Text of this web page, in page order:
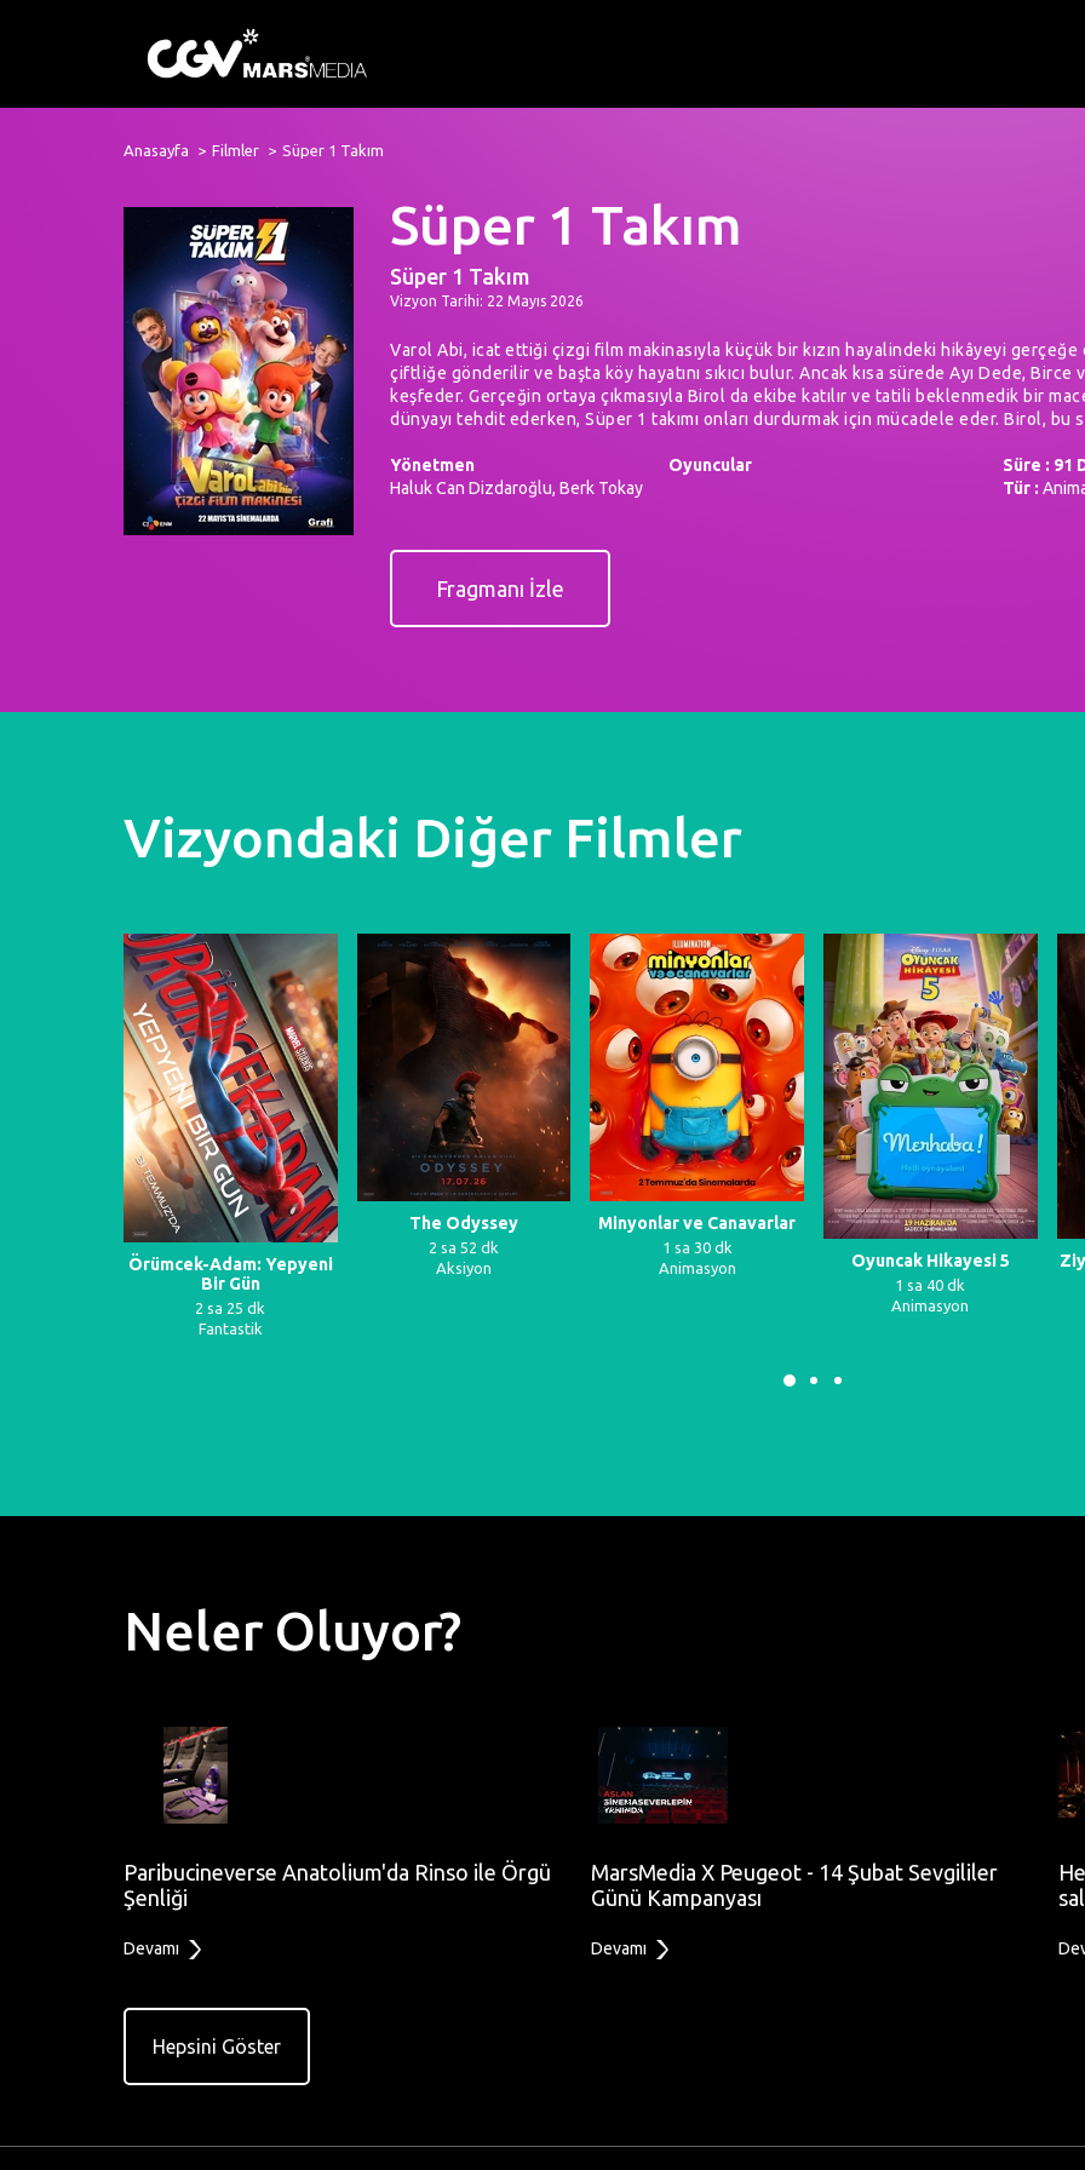
Anasayfa Filmler Süper 1 Takım
Süper 1 Takım
Süper 1 Takım
Vizyon Tarihi: 22 Mayıs 2026
Varol Abi, icat ettiği çizgi film makinasıyla küçük bir kızın hayalindeki hikâyeyi
çiftliğe gönderilir ve başta köy hayatını sıkıcı bulur. Ancak kısa sürede Ayı Dede,
keşfeder. Gerçeğin ortaya çıkmasıyla Birol da ekibe katılır ve tatili beklenmedik bir
dünyayı tehdit ederken, Süper 1 takımı onları durdurmak için mücadele eder. Birol,
Yönetmen
Haluk Can Dizdaroğlu, Berk Tokay
Oyuncular
Süre : 91
Tür :
Fragmanı İzle
Vizyondaki Diğer Filmler
Örümcek-Adam: Yepyeni
Bir Gün
2 sa 25 dk
Fantastik
The Odyssey
2 sa 52 dk
Aksiyon
Minyonlar ve Canavarlar
1 sa 30 dk
Animasyon
Oyuncak Hikayesi 5
1 sa 40 dk
Animasyon
Neler Oluyor?
Paribucineverse Anatolium'da Rinso ile Örgü
Şenliği
Devamı
MarsMedia X Peugeot - 14 Şubat Sevgililer
Günü Kampanyası
Devamı
Hepsini Göster